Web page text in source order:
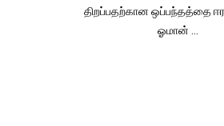
திறப்பதற்கான ஒப்பந்தத்தை
ஓமான் ...